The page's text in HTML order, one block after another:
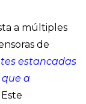
a múltiples
de
estancadas
que a
Este